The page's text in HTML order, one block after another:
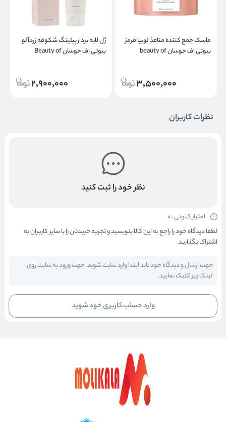
ماسک جمع کننده منافذ لوبیا قرمز
بیوتی اف جوسان beauty of
3,500,000
ژل لایه بردار پیلینگ شکوفه زردآلو
بیوتی اف جوسان Beauty of
2,900,000
نظرات کاربران
نظر خود را ثبت کنید
امتیاز کنونی : 0
لطفا دیدگاه خود را راجع به این کالا بنویسید و تجربه خریدتان را با سایر کاربران به
اشتراک بگذارید.
جهت ارسال و دیدگاه خود باید ابتدا وارد سایت شوید. جهت ورود به سایت روی
لینک زیر کلیک نمایید.
وارد حساب کاربری خود شوید